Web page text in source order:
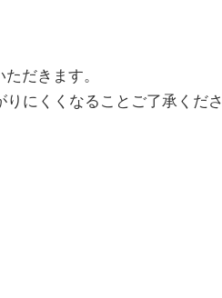
だきます。
にくくなることご了承くださ